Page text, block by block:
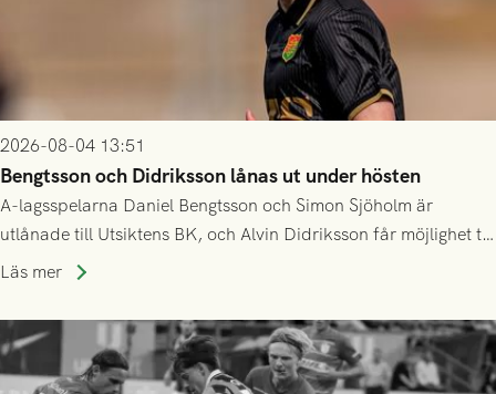
2026-08-04 13:51
Bengtsson och Didriksson lånas ut under hösten
A-lagsspelarna Daniel Bengtsson och Simon Sjöholm är
utlånade till Utsiktens BK, och Alvin Didriksson får möjlighet till
speltid i Hestrafors genom föreningssamarbete.
Läs mer